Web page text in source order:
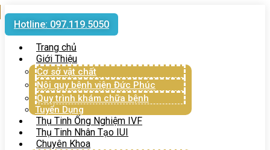
Hotline: 097.119.5050
Trang chủ
Giới Thiệu
Cơ sở vật chất
Nội quy bệnh viện Đức Phúc
Quy trình khám chữa bệnh
Tuyển Dụng
Thụ Tinh Ống Nghiệm IVF
Thụ Tinh Nhân Tạo IUI
Chuyên Khoa